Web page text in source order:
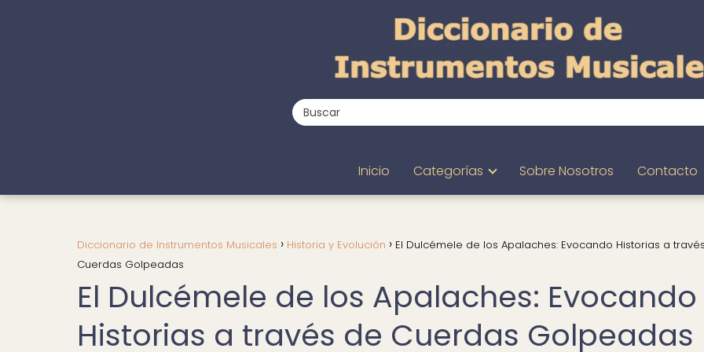
Inicio Categorías Sobre Nosotros Contacto
Diccionario de Instrumentos Musicales Historia y Evolución
El Dulcémele de los Apalaches: Evocando Historias a
Cuerdas Golpeadas
El Dulcémele de los Apalaches: Evocando
Historias a través de Cuerdas Golpeadas